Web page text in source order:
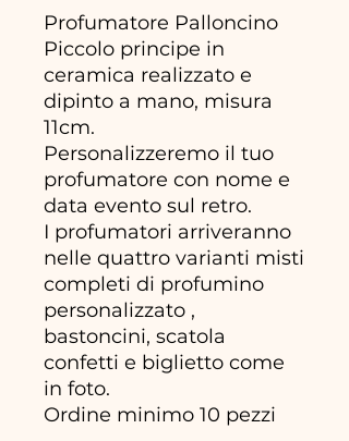
Profumatore Palloncino
Piccolo principe in
ceramica realizzato e
dipinto a mano, misura
11cm.
Personalizzeremo il tuo
profumatore con nome e
data evento sul retro.
I profumatori arriveranno
nelle quattro varianti misti
completi di profumino
personalizzato ,
bastoncini, scatola
confetti e biglietto come
in foto.
Ordine minimo 10 pezzi